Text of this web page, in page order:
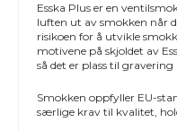
Esska Plus er en
luften ut av smokken når
risikoen for å utvikle
motivene på skjoldet av
så det er plass til gravering
Smokken oppfyller EU-
særlige krav til kvalitet,